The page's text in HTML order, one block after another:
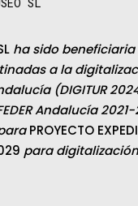
ha sido
a la
(DIGITUR
Andalucía
PROYECTO
para